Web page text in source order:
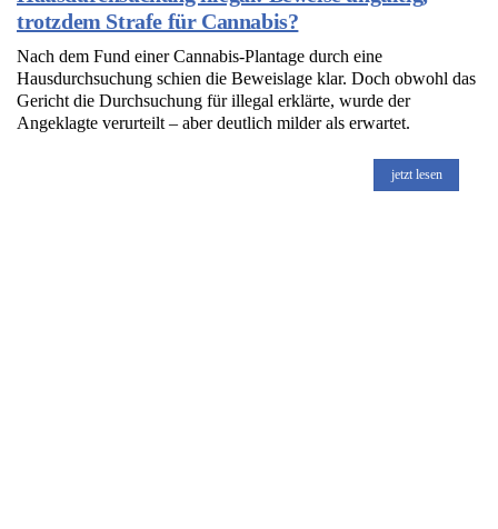
trotzdem Strafe für Cannabis?
Nach dem Fund einer Cannabis-Plantage durch eine
Hausdurchsuchung schien die Beweislage klar. Doch obwohl das
Gericht die Durchsuchung für illegal erklärte, wurde der
Angeklagte verurteilt – aber deutlich milder als erwartet.
jetzt lesen